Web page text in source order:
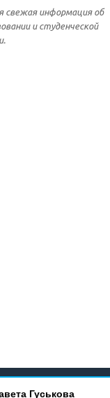
Гуськова
свежая информация об
и студенческой
Все права защищены.